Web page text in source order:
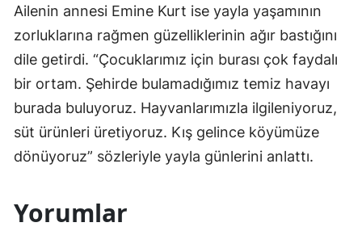
Ailenin annesi Emine Kurt ise yayla yaşamının
zorluklarına rağmen güzelliklerinin ağır bastığını
dile getirdi. “Çocuklarımız için burası çok faydalı
bir ortam. Şehirde bulamadığımız temiz havayı
burada buluyoruz. Hayvanlarımızla ilgileniyoruz,
süt ürünleri üretiyoruz. Kış gelince köyümüze
dönüyoruz” sözleriyle yayla günlerini anlattı.
Yorumlar